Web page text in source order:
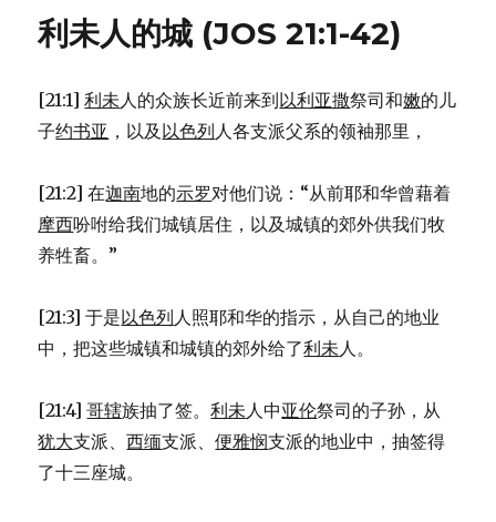
的
(JOS
19:40-
利未人的城 (JOS 21:1-42)
[21:1]利未人的众族长近前来到以利亚撒祭司和嫩的儿
子约书亚 ，以及 以色列人各支派父系的领袖那里，
[21:2] 在迦南地的示罗对他们说：“从前耶和华曾藉着
摩西吩咐给我们城镇居住，以及城镇的郊外供我们牧
养牲畜。”
[21:3] 于是以色列人照耶和华的指示，从自己的地业
中，把这些城镇和城镇的郊外给了利未人。
[21:4]哥辖族抽了签。利未人中亚伦祭司的子孙，从
犹大支派、西缅支派、便雅悯支派的地业中，抽签得
了十三座城。